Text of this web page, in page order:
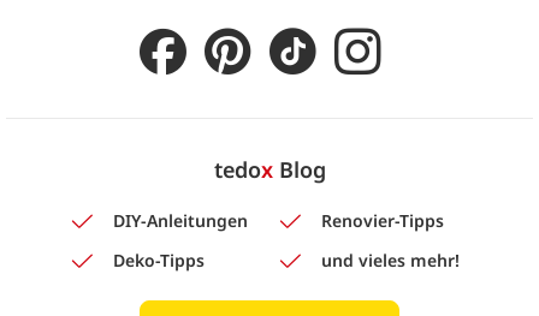
tedoxBlog
DIY-Anleitungen
Renovier-Tipps
Deko-Tipps
und vieles mehr!